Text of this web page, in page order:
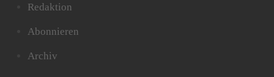
Redaktion
Abonnieren
Archiv